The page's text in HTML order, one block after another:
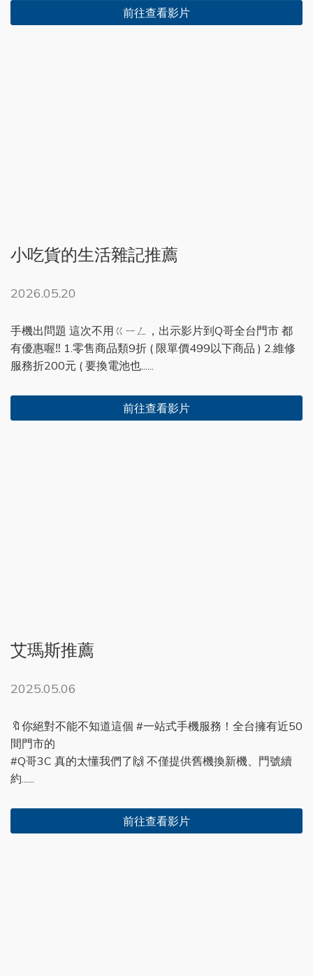
前往查看影片
小吃貨的生活雜記推薦
2026.05.20
手機出問題 這次不用ㄍㄧㄥ，出示影片到Q哥全台門市 都
有優惠喔‼ 1.零售商品類9折 ( 限單價499以下商品 ) 2.維修
服務折200元 ( 要換電池也......
前往查看影片
艾瑪斯推薦
2025.05.06
🔖你絕對不能不知道這個 #一站式手機服務！全台擁有近50
間門市的
#Q哥3C 真的太懂我們了🙌 不僅提供舊機換新機、門號續
約......
前往查看影片